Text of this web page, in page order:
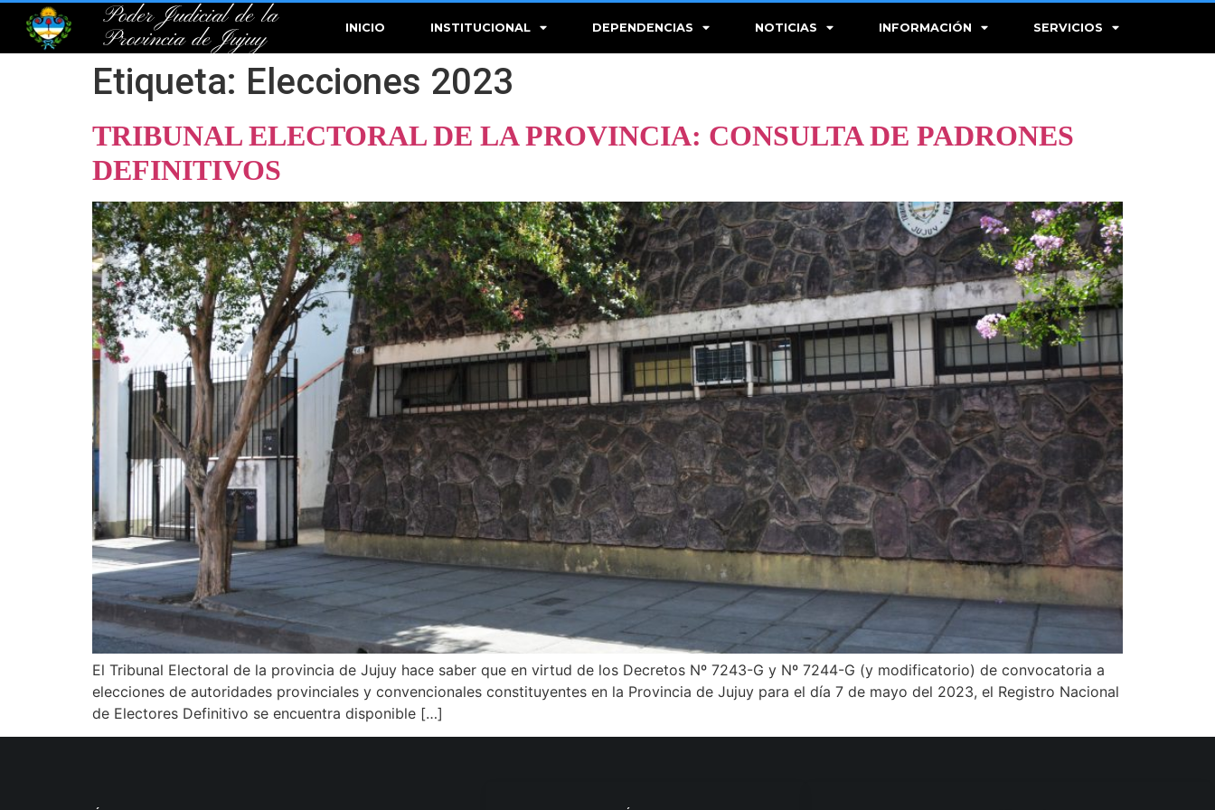
Poder Judicial de la
Provincia de Jujuy
INICIO INSTITUCIONAL DEPENDENCIAS NOTICIAS INFORMACIÓN SERVICIOS
Etiqueta: Elecciones 2023
TRIBUNAL ELECTORAL DE LA PROVINCIA: CONSULTA DE PADRONES
DEFINITIVOS
El Tribunal Electoral de la provincia de Jujuy hace saber que en virtud de los Decretos Nº 7243-G y Nº 7244-G (y modificatorio) de convocatoria a
elecciones de autoridades provinciales y convencionales constituyentes en la Provincia de Jujuy para el día 7 de mayo del 2023, el Registro Nacional
de Electores Definitivo se encuentra disponible […]